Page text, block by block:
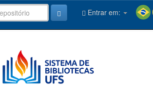
Entrar em: